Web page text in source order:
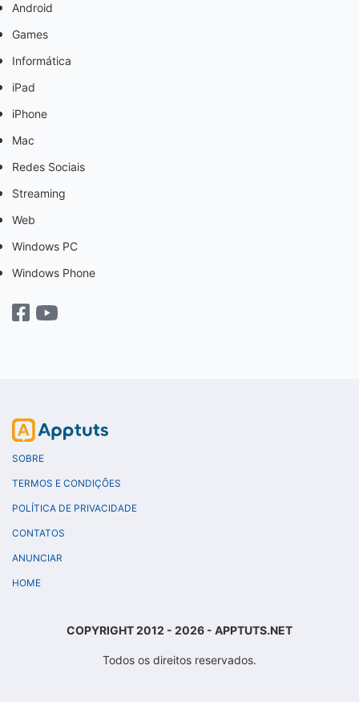
Android
Games
Informática
iPad
iPhone
Mac
Redes Sociais
Streaming
Web
Windows PC
Windows Phone
SOBRE
TERMOS E CONDIÇÕES
POLÍTICA DE PRIVACIDADE
CONTATOS
ANUNCIAR
HOME
COPYRIGHT 2012 - 2026 - APPTUTS.NET
Todos os direitos reservados.